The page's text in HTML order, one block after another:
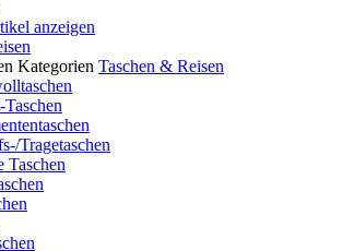
anzeigen
Kategorien Taschen & Reisen
Taschen
Tragetaschen
Taschen